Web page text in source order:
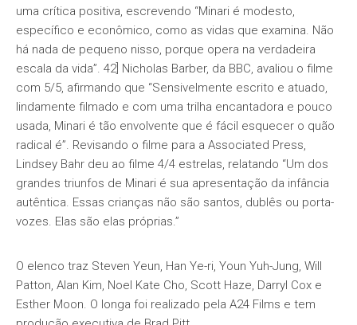
uma crítica positiva, escrevendo “Minari é modesto,
específico e econômico, como as vidas que examina. Não
há nada de pequeno nisso, porque opera na verdadeira
escala da vida”. 42] Nicholas Barber, da BBC, avaliou o filme
com 5/5, afirmando que “Sensivelmente escrito e atuado,
lindamente filmado e com uma trilha encantadora e pouco
usada, Minari é tão envolvente que é fácil esquecer o quão
radical é”. Revisando o filme para a Associated Press,
Lindsey Bahr deu ao filme 4/4 estrelas, relatando “Um dos
grandes triunfos de Minari é sua apresentação da infância
autêntica. Essas crianças não são santos, dublês ou porta-
vozes. Elas são elas próprias.”
O elenco traz Steven Yeun, Han Ye-ri, Youn Yuh-Jung, Will
Patton, Alan Kim, Noel Kate Cho, Scott Haze, Darryl Cox e
Esther Moon. O longa foi realizado pela A24 Films e tem